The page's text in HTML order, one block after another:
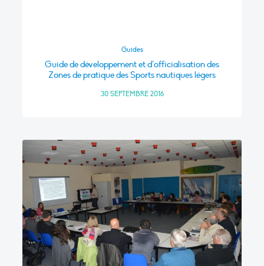
Guides
Guide de développement et d’officialisation des
Zones de pratique des Sports nautiques légers
30 SEPTEMBRE 2016